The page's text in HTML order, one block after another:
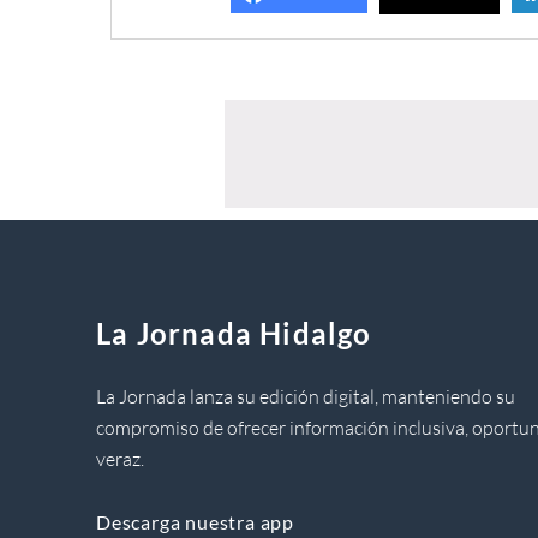
La Jornada Hidalgo
La Jornada lanza su edición digital, manteniendo su
compromiso de ofrecer información inclusiva,
veraz.
Descarga nuestra app